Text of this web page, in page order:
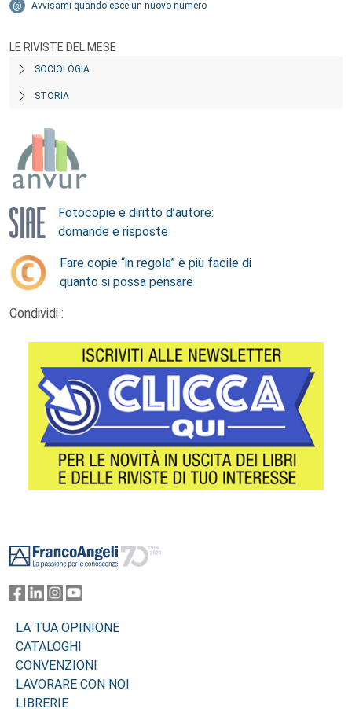
Avvisami quando esce un nuovo numero
LE RIVISTE DEL MESE
SOCIOLOGIA
STORIA
Fotocopie e diritto d’autore:
domande e risposte
Fare copie “in regola” è più facile di
quanto si possa pensare
Condividi :
LA TUA OPINIONE
CATALOGHI
CONVENZIONI
LAVORARE CON NOI
LIBRERIE